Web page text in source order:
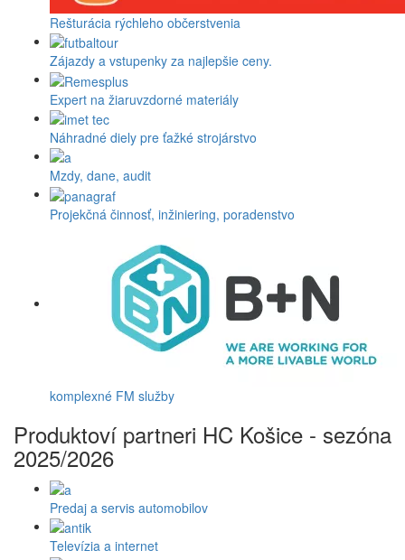
Rešturácia rýchleho občerstvenia
Zájazdy a vstupenky za najlepšie ceny.
Expert na žiaruvzdorné materiály
Náhradné diely pre ťažké strojárstvo
Mzdy, dane, audit
Projekčná činnosť, inžiniering, poradenstvo
komplexné FM služby
Produktoví partneri HC Košice - sezóna
2025/2026
Predaj a servis automobilov
Televízia a internet